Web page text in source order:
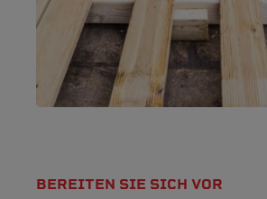
BEREITEN SIE SICH VOR